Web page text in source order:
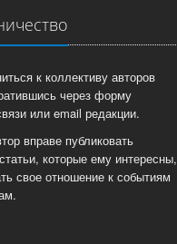
к коллективу авторов
через форму
или email редакции.
вправе публиковать
которые ему интересны,
свое отношение к событиям